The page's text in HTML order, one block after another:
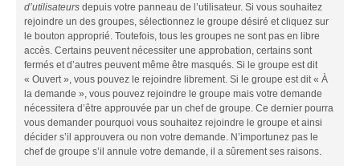
d’utilisateurs depuis votre panneau de l’utilisateur. Si vous souhaitez
rejoindre un des groupes, sélectionnez le groupe désiré et cliquez sur
le bouton approprié. Toutefois, tous les groupes ne sont pas en libre
accès. Certains peuvent nécessiter une approbation, certains sont
fermés et d’autres peuvent même être masqués. Si le groupe est dit
« Ouvert », vous pouvez le rejoindre librement. Si le groupe est dit « À
la demande », vous pouvez rejoindre le groupe mais votre demande
nécessitera d’être approuvée par un chef de groupe. Ce dernier pourra
vous demander pourquoi vous souhaitez rejoindre le groupe et ainsi
décider s’il approuvera ou non votre demande. N’importunez pas le
chef de groupe s’il annule votre demande, il a sûrement ses raisons.